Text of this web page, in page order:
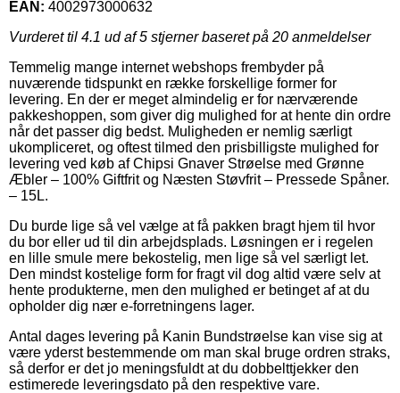
EAN: 4002973000632
Vurderet til 4.1 ud af 5 stjerner baseret på 20 anmeldelser
Temmelig mange internet webshops frembyder på
nuværende tidspunkt en række forskellige former for
levering. En der er meget almindelig er for nærværende
pakkeshoppen, som giver dig mulighed for at hente din ordre
når det passer dig bedst. Muligheden er nemlig særligt
ukompliceret, og oftest tilmed den prisbilligste mulighed for
levering ved køb af Chipsi Gnaver Strøelse med Grønne
Æbler – 100% Giftfrit og Næsten Støvfrit – Pressede Spåner.
– 15L.
Du burde lige så vel vælge at få pakken bragt hjem til hvor
du bor eller ud til din arbejdsplads. Løsningen er i regelen
en lille smule mere bekostelig, men lige så vel særligt let.
Den mindst kostelige form for fragt vil dog altid være selv at
hente produkterne, men den mulighed er betinget af at du
opholder dig nær e-forretningens lager.
Antal dages levering på Kanin Bundstrøelse kan vise sig at
være yderst bestemmende om man skal bruge ordren straks,
så derfor er det jo meningsfuldt at du dobbelttjekker den
estimerede leveringsdato på den respektive vare.